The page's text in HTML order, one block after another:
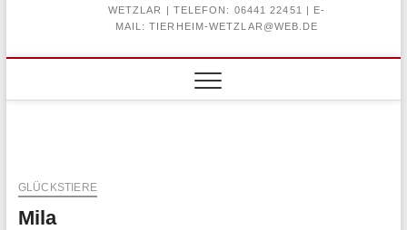
WETZLAR | TELEFON: 06441 22451 | E-
MAIL: TIERHEIM-WETZLAR@WEB.DE
GLÜCKSTIERE
Mila